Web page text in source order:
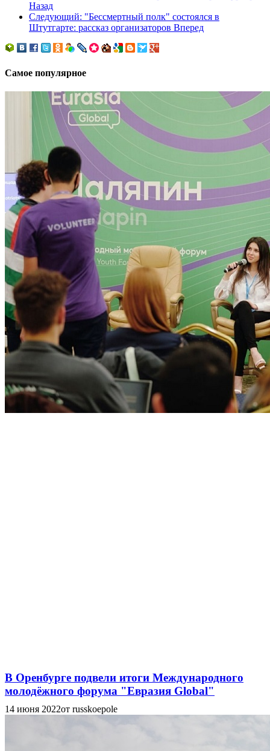
Назад
Следующий: "Бессмертный полк" состоялся в
Штутгарте: рассказ организаторов Вперед
Самое популярное
В Оренбурге подвели итоги Международного
молодёжного форума "Евразия Global"
14 июня 2022от russkoepole